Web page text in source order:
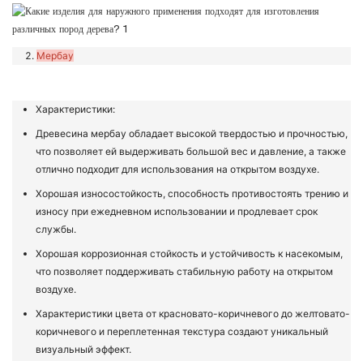
Мербау
Характеристики:
Древесина мербау обладает высокой твердостью и прочностью,
что позволяет ей выдерживать большой вес и давление, а также
отлично подходит для использования на открытом воздухе.
Хорошая износостойкость, способность противостоять трению и
износу при ежедневном использовании и продлевает срок
службы.
Хорошая коррозионная стойкость и устойчивость к насекомым,
что позволяет поддерживать стабильную работу на открытом
воздухе.
Характеристики цвета от красновато-коричневого до желтовато-
коричневого и переплетенная текстура создают уникальный
визуальный эффект.